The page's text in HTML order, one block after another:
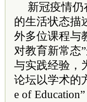
新冠疫情
的生活状态描
外多位课程与
对教育新常态
与实践经验，
论坛以学术的
e of